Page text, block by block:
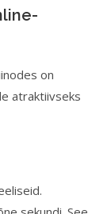
on
atraktiivseks